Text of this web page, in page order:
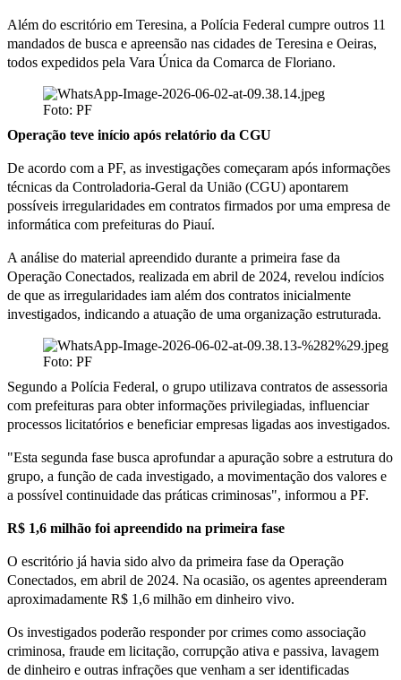
Além do escritório em Teresina, a Polícia Federal cumpre outros 11
mandados de busca e apreensão nas cidades de Teresina e Oeiras,
todos expedidos pela Vara Única da Comarca de Floriano.
Foto: PF
Operação teve início após relatório da CGU
De acordo com a PF, as investigações começaram após informações
técnicas da Controladoria-Geral da União (CGU) apontarem
possíveis irregularidades em contratos firmados por uma empresa de
informática com prefeituras do Piauí.
A análise do material apreendido durante a primeira fase da
Operação Conectados, realizada em abril de 2024, revelou indícios
de que as irregularidades iam além dos contratos inicialmente
investigados, indicando a atuação de uma organização estruturada.
Foto: PF
Segundo a Polícia Federal, o grupo utilizava contratos de assessoria
com prefeituras para obter informações privilegiadas, influenciar
processos licitatórios e beneficiar empresas ligadas aos investigados.
"Esta segunda fase busca aprofundar a apuração sobre a estrutura do
grupo, a função de cada investigado, a movimentação dos valores e
a possível continuidade das práticas criminosas", informou a PF.
R$ 1,6 milhão foi apreendido na primeira fase
O escritório já havia sido alvo da primeira fase da Operação
Conectados, em abril de 2024. Na ocasião, os agentes apreenderam
aproximadamente R$ 1,6 milhão em dinheiro vivo.
Os investigados poderão responder por crimes como associação
criminosa, fraude em licitação, corrupção ativa e passiva, lavagem
de dinheiro e outras infrações que venham a ser identificadas